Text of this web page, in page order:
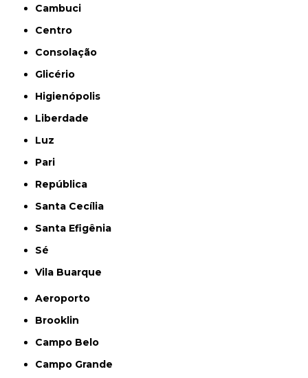
Cambuci
Centro
Consolação
Glicério
Higienópolis
Liberdade
Luz
Pari
República
Santa Cecília
Santa Efigênia
Sé
Vila Buarque
Aeroporto
Brooklin
Campo Belo
Campo Grande